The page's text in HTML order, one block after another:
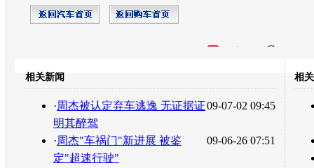
转发至：
相关新闻
09-07-02 09:45
·周杰被认定弃车逃逸 无证据证
明其醉驾
09-06-26 07:51
·周杰"车祸门"新进展 被鉴
定"超速行驶"
相